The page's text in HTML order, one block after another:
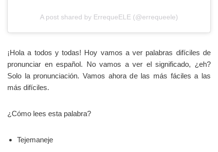
A post shared by ErrequeELE (@errequeele)
¡Hola a todos y todas! Hoy vamos a ver palabras difíciles de
pronunciar en español. No vamos a ver el significado, ¿eh?
Solo la pronunciación. Vamos ahora de las más fáciles a las
más difíciles.
¿Cómo lees esta palabra?
Tejemaneje